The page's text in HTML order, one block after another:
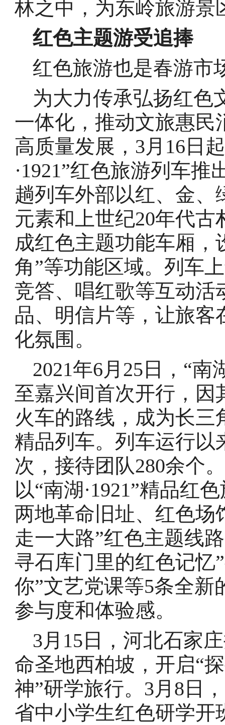
林之中，为东岭旅游景
红色主题游受追捧
红色旅游也是春游市
为大力传承弘扬红色
一体化，推动文旅惠民
高质量发展，3月16日
·1921”红色旅游列车
趟列车外部以红、金
元素和上世纪20年代
成红色主题功能车厢，
角”等功能区域。列车
竞答、唱红歌等互动活
品、明信片等，让旅
化氛围。
2021年6月25日，“南
至嘉兴间首次开行，因
火车的路线，成为长
精品列车。列车运行以
次，接待团队280余个
以“南湖·1921”精品红
两地革命旧址、红色场
走一大路”红色主题线
寻石库门里的红色记忆
你”文艺党课等5条全
参与度和体验感。
3月15日，河北石家
命圣地西柏坡，开启“
神”研学旅行。3月8日
省中小学生红色研学开